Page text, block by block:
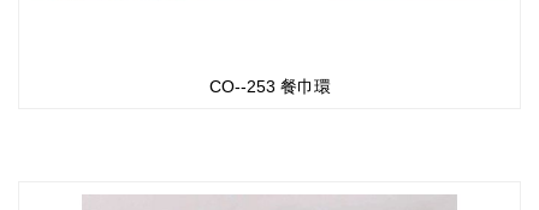
CO--253 餐巾環